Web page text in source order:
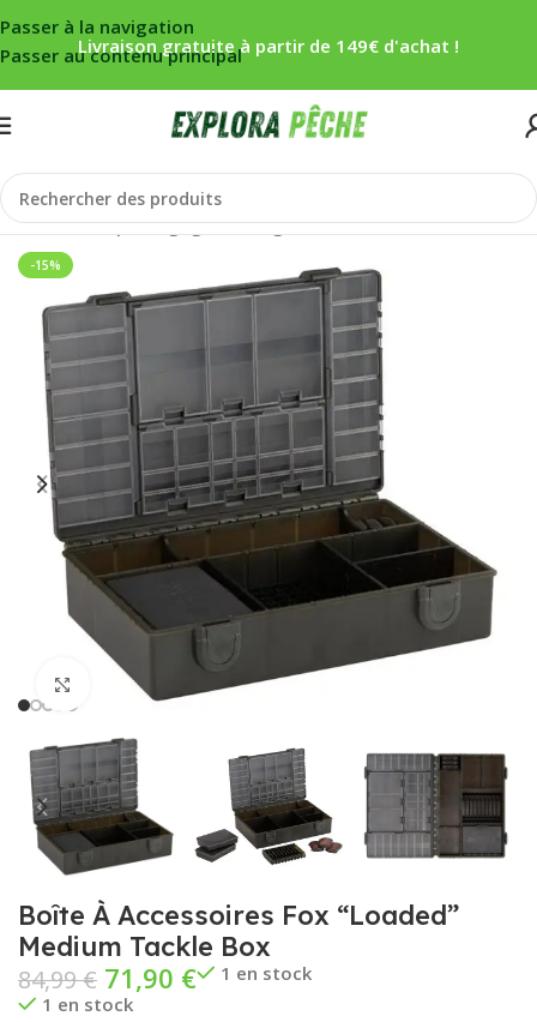
Passer à la navigation
Passer au contenu principal
Livraison gratuite à partir de 149€ d'achat !
Accueil/Carpe/Bagagerie/rangement/Caisses/Autres
-15%
Cliquez pour agrandir
Boîte À Accessoires Fox “Loaded”
Medium Tackle Box
84,99€ 71,90 €
1 en stock
1 en stock